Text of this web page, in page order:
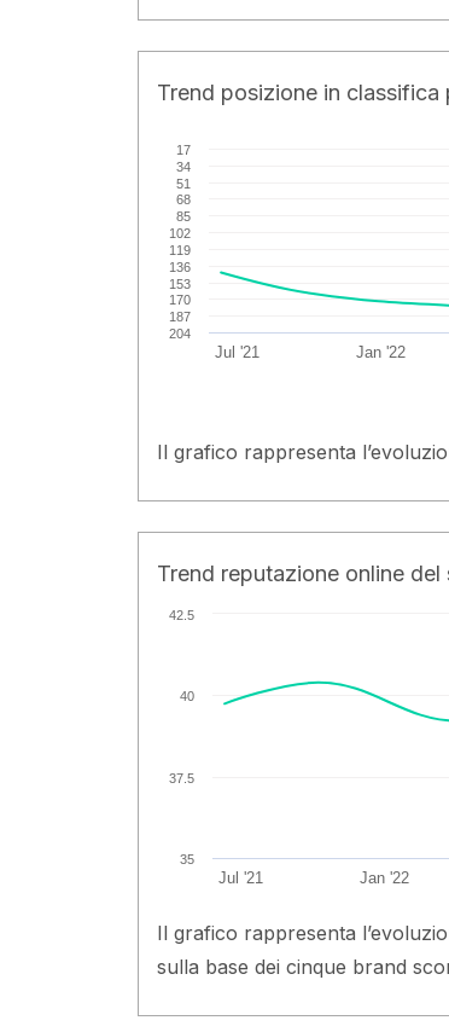
Trend posizione in classifica
Jul '21 Jan '22
17
34
51
68
85
102
119
136
153
170
187
204
Il grafico rappresenta
Trend reputazione online
Jul '21 Jan '22
35
37.5
40
42.5
Il grafico rappresenta
sulla base dei cinque brand